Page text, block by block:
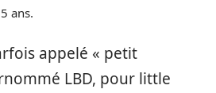
ans.
appelé « petit
LBD, pour little